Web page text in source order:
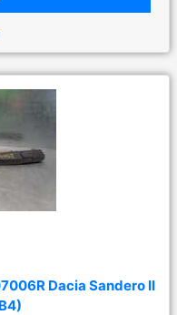
Dacia Sandero II